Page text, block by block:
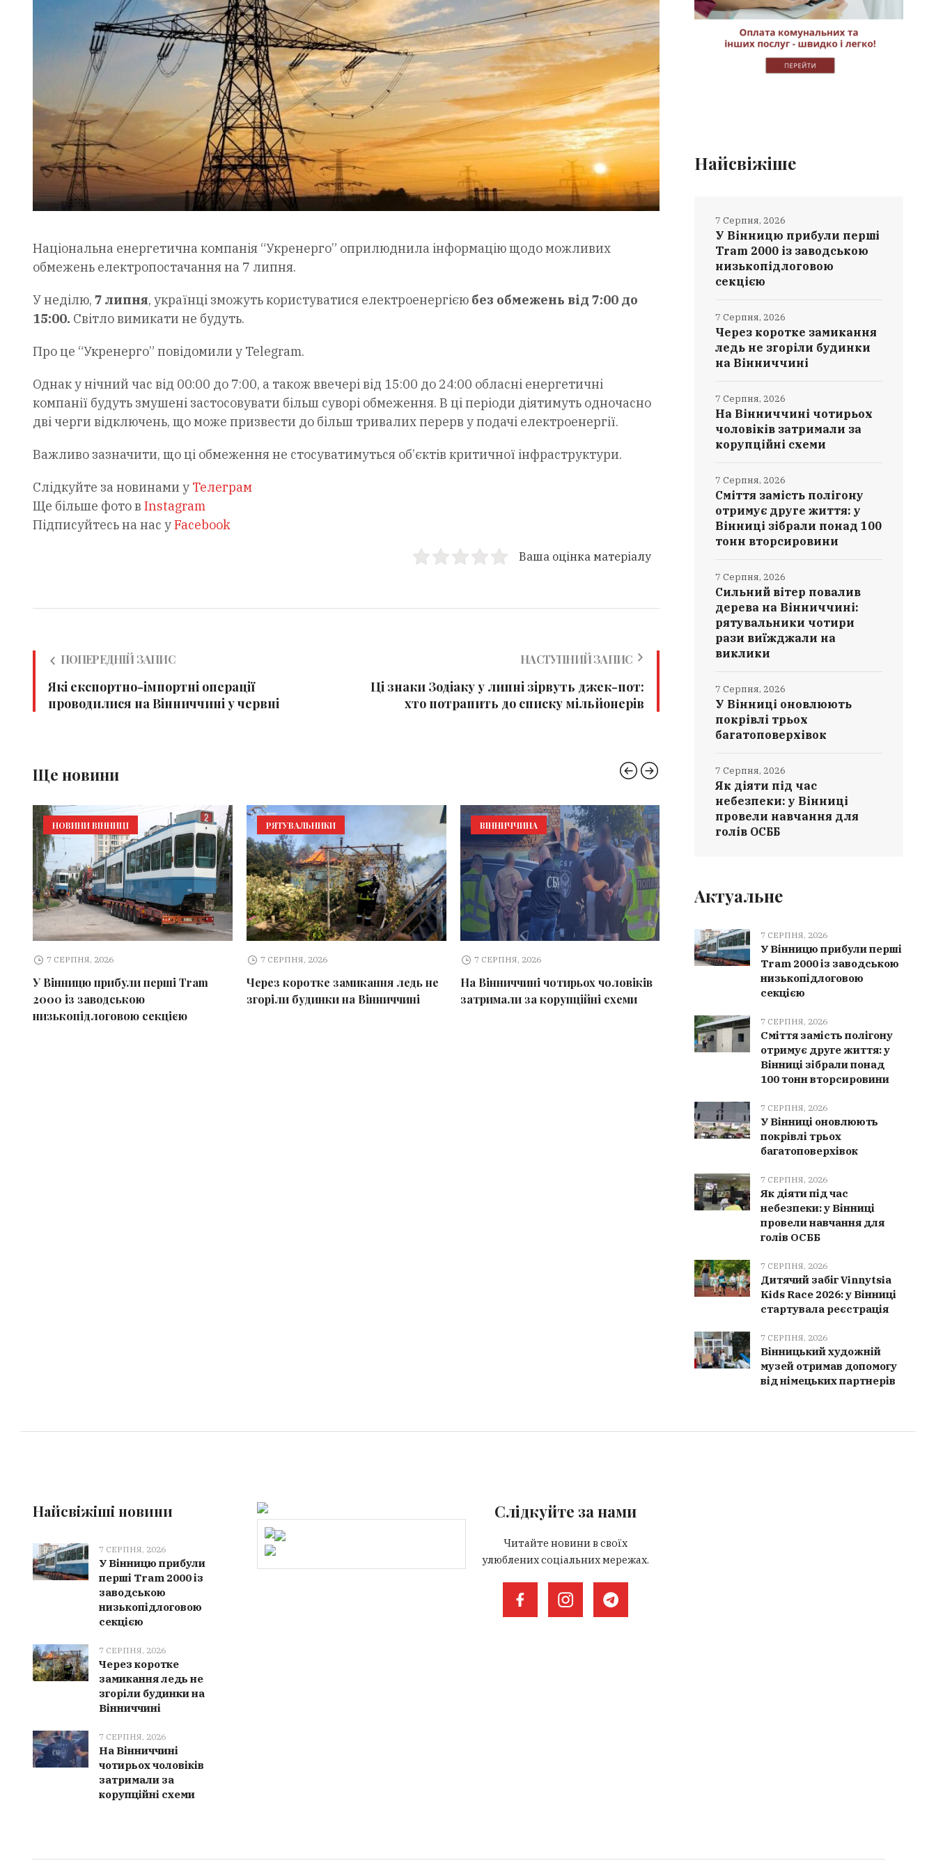
Національна енергетична компанія “Укренерго” оприлюднила інформацію щодо можливих
обмежень електропостачання на 7 липня.
У неділю, 7 липня, українці зможуть користуватися електроенергією без обмежень від 7:00 до
15:00. Світло вимикати не будуть.
Про це “Укренерго” повідомили у Telegram.
Однак у нічний час від 00:00 до 7:00, а також ввечері від 15:00 до 24:00 обласні енергетичні
компанії будуть змушені застосовувати більш суворі обмеження. В ці періоди діятимуть одночасно
дві черги відключень, що може призвести до більш тривалих перерв у подачі електроенергії.
Важливо зазначити, що ці обмеження не стосуватимуться об’єктів критичної інфраструктури.
Слідкуйте за новинами у Телеграм
Ще більше фото в Instagram
Підписуйтесь на нас уFacebook
Ваша оцінка матеріалу
ПОПЕРЕДНІЙ ЗАПИС
Які експортно-імпортні операції
проводилися на Вінниччині у червні
НАСТУПНИЙ ЗАПИС
Ці знаки Зодіаку у липні зірвуть джек-пот:
хто потрапить до списку мільйонерів
Ще новини
НОВИНИ ВІННИЦІ
7 СЕРПНЯ, 2026
У Вінницю прибули перші Tram
2000 із заводською
низькопідлоговою секцією
РЯТУВАЛЬНИКИ
7 СЕРПНЯ, 2026
Через коротке замикання ледь не
згоріли будинки на Вінниччині
ВІННИЧЧИНА
7 СЕРПНЯ, 2026
На Вінниччині чотирьох чоловіків
затримали за корупційні схеми
НОВИНИ ВІННИЦІ
7 СЕРПНЯ, 2026
Сміття замість полігону отримує
друге життя: у Вінниці зібрали
понад 100 тонн вторсировини
Найсвіжіше
У Вінницю прибули перші
Tram 2000 із заводською
низькопідлоговою
секцією
7 Серпня, 2026
Через коротке замикання
ледь не згоріли будинки
на Вінниччині
7 Серпня, 2026
На Вінниччині чотирьох
чоловіків затримали за
корупційні схеми
7 Серпня, 2026
Сміття замість полігону
отримує друге життя: у
Вінниці зібрали понад 100
тонн вторсировини
7 Серпня, 2026
Сильний вітер повалив
дерева на Вінниччині:
рятувальники чотири
рази виїжджали на
виклики
7 Серпня, 2026
У Вінниці оновлюють
покрівлі трьох
багатоповерхівок
7 Серпня, 2026
Як діяти під час
небезпеки: у Вінниці
провели навчання для
голів ОСББ
7 Серпня, 2026
Актуальне
7 СЕРПНЯ, 2026
У Вінницю прибули перші
Tram 2000 із заводською
низькопідлоговою
секцією
7 СЕРПНЯ, 2026
Сміття замість полігону
отримує друге життя: у
Вінниці зібрали понад
100 тонн вторсировини
7 СЕРПНЯ, 2026
У Вінниці оновлюють
покрівлі трьох
багатоповерхівок
7 СЕРПНЯ, 2026
Як діяти під час
небезпеки: у Вінниці
провели навчання для
голів ОСББ
7 СЕРПНЯ, 2026
Дитячий забіг Vinnytsia
Kids Race 2026: у Вінниці
стартувала реєстрація
7 СЕРПНЯ, 2026
Вінницький художній
музей отримав допомогу
від німецьких партнерів
Найсвіжіші новини
7 СЕРПНЯ, 2026
У Вінницю прибули
перші Tram 2000 із
заводською
низькопідлоговою
секцією
7 СЕРПНЯ, 2026
Через коротке
замикання ледь не
згоріли будинки на
Вінниччині
7 СЕРПНЯ, 2026
На Вінниччині
чотирьох чоловіків
затримали за
корупційні схеми
Слідкуйте за нами
Читайте новини в своїх
улюблених соціальних мережах.